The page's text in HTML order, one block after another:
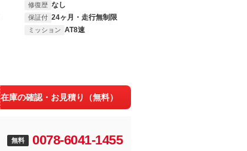
修復歴 なし
保証付 24ヶ月・走行無制限
ミッション AT8速
在庫の確認・お見積り（無料）
無料 0078-6041-1455